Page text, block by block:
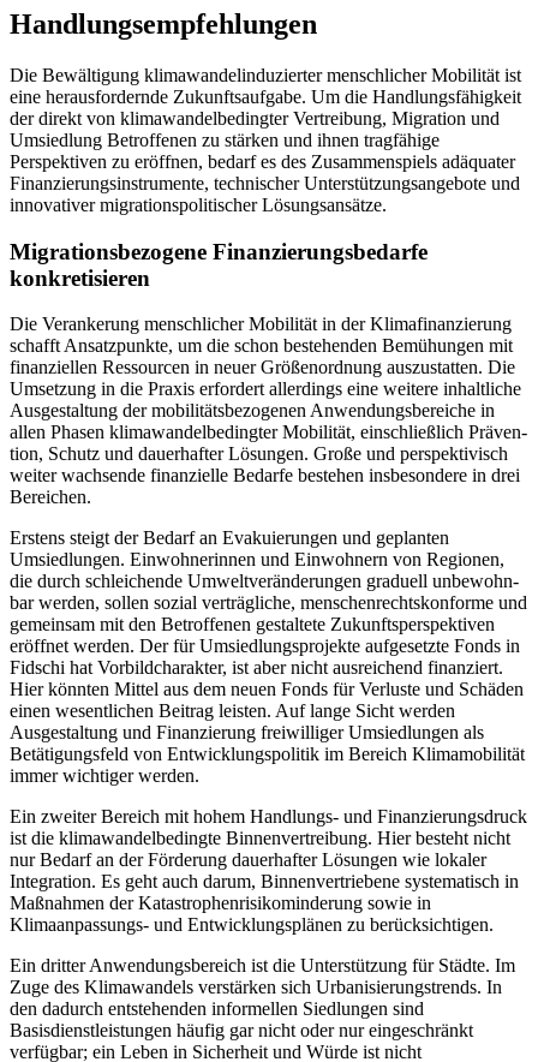
Handlungsempfehlungen
Die Bewältigung klimawandelinduzierter menschlicher Mobilität ist
eine heraus­fordernde Zukunftsaufgabe. Um die Hand­lungsfähigkeit
der direkt von klimawandelbedingter Vertreibung, Migration und
Umsiedlung Betroffenen zu stärken und ihnen tragfähige
Perspektiven zu eröffnen, bedarf es des Zusammenspiels adäquater
Finanzierungsinstrumente, technischer Unterstützungsangebote und
innovativer migrations­politischer Lösungsansätze.
Migrationsbezogene Finanzie­rungsbedarfe
konkretisieren
Die Verankerung menschlicher Mobilität in der Klimafinanzierung
schafft Ansatzpunkte, um die schon bestehenden Bemü­hungen mit
finanziellen Ressourcen in neuer Größen­ordnung auszustatten. Die
Umsetzung in die Praxis erfordert allerdings eine weitere inhaltliche
Ausgestaltung der mobilitätsbezogenen Anwendungsbereiche in
allen Phasen klimawandel­bedingter Mobilität, einschließ­lich Präven­
tion, Schutz und dauer­hafter Lösungen. Große und perspektivisch
weiter wachsende finanzielle Bedarfe beste­hen insbesondere in drei
Bereichen.
Erstens steigt der Bedarf an Evakuierungen und geplanten
Umsiedlungen. Einwoh­nerinnen und Einwohnern von Regionen,
die durch schleichende Umweltveränderungen graduell unbewohn­
bar werden, sollen sozial verträg­liche, menschenrechtskonforme und
gemeinsam mit den Betrof­fenen gestaltete Zukunfts­perspektiven
eröffnet werden. Der für Umsiedlungs­projekte aufgesetzte Fonds in
Fidschi hat Vorbildcharakter, ist aber nicht ausreichend finan­ziert.
Hier könnten Mittel aus dem neuen Fonds für Verluste und Schä­den
einen wesentlichen Beitrag leisten. Auf lange Sicht werden
Ausgestaltung und Finanzierung freiwilliger Umsiedlungen als
Betätigungsfeld von Entwicklungspolitik im Bereich Klimamobilität
immer wichtiger werden.
Ein zweiter Bereich mit hohem Handlungs- und Finanzierungsdruck
ist die klimawandelbedingte Binnenvertreibung. Hier besteht nicht
nur Bedarf an der För­derung dauerhafter Lösungen wie lokaler
Integration. Es geht auch darum, Binnenvertriebene systematisch in
Maßnahmen der Katastrophenrisikominderung sowie in
Klimaanpassungs- und Entwicklungsplänen zu berücksichtigen.
Ein dritter Anwendungsbereich ist die Unterstützung für Städte. Im
Zuge des Klimawandels verstärken sich Urbanisierungstrends. In
den dadurch entstehenden informellen Siedlungen sind
Basisdienstleistungen häufig gar nicht oder nur ein­geschränkt
verfügbar; ein Leben in Sicher­heit und Würde ist nicht